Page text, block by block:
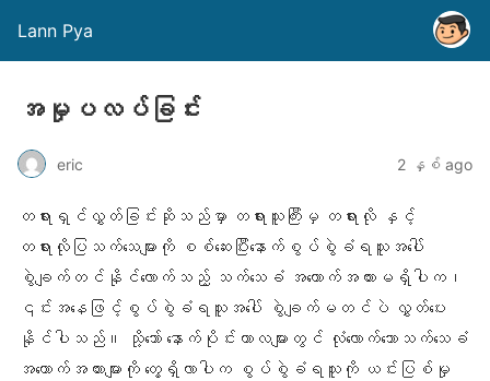
Lann Pya
အမှုပလပ်ခြင်း
eric 2 နှစ် ago
တရားရှင်လွှတ်ခြင်းဆိုသည်မှာ တရားသူကြီးမှ တရားလို နှင့်
တရားလိုပြသက်သေများကို စစ်ဆေးပြီးနောက်စွပ်စွဲခံရသူအပေါ်
စွဲချက်တင်နိုင်လောက်သည့် သက်သေခံ အထောက်အထားမရှိပါက၊
၎င်းအနေဖြင့်စွပ်စွဲခံရသူအပေါ် စွဲချက်မတင်ပဲ လွှတ်ပေး
နိုင်ပါသည်။ သို့သော် နောက်ပိုင်းကာလများတွင် လုံလောက်သောသက်သေခံ
အထောက်အထားများကို တွေ့ရှိလာပါက စွပ်စွဲခံရသူကို ယင်းပြစ်မှု